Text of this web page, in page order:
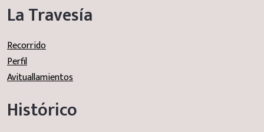
La Travesía
Recorrido
Perfil
Avituallamientos
Histórico